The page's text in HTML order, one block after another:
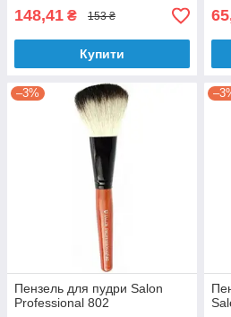
148,41 ₴ 153 ₴
Купити
–3%
Пензель для пудри Salon
Professional 802